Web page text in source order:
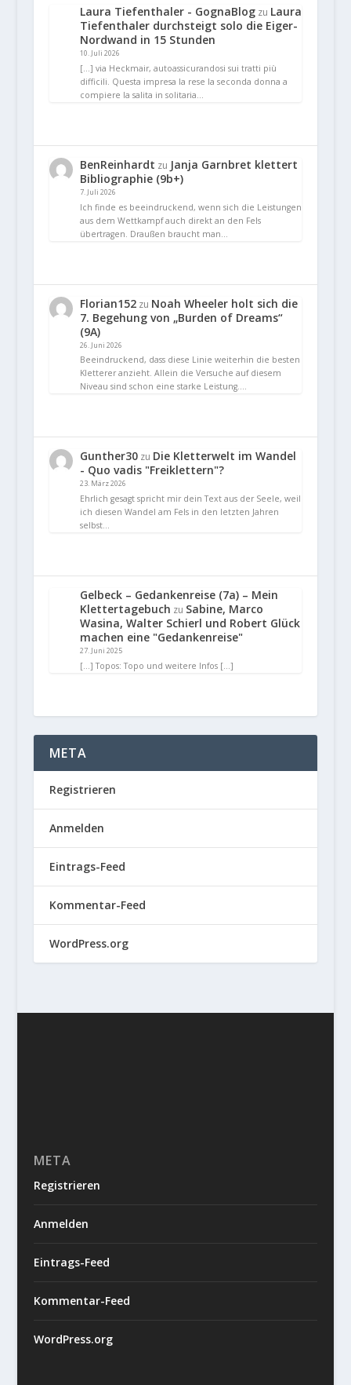
Laura Tiefenthaler - GognaBlogzu Laura
Tiefenthaler durchsteigt solo die Eiger-
Nordwand in 15 Stunden
10. Juli 2026
[…] via Heckmair, autoassicurandosi sui tratti più
difficili. Questa impresa la rese la seconda donna a
compiere la salita in solitaria…
BenReinhardt zu Janja Garnbret klettert
Bibliographie (9b+)
7. Juli 2026
Ich finde es beeindruckend, wenn sich die Leistungen
aus dem Wettkampf auch direkt an den Fels
übertragen. Draußen braucht man…
Florian152zu Noah Wheeler holt sich die
7. Begehung von „Burden of Dreams“
(9A)
26. Juni 2026
Beeindruckend, dass diese Linie weiterhin die besten
Kletterer anzieht. Allein die Versuche auf diesem
Niveau sind schon eine starke Leistung.…
Gunther30zu Die Kletterwelt im Wandel
- Quo vadis "Freiklettern"?
23. März 2026
Ehrlich gesagt spricht mir dein Text aus der Seele, weil
ich diesen Wandel am Fels in den letzten Jahren
selbst…
Gelbeck – Gedankenreise (7a) – Mein
Klettertagebuch zu Sabine, Marco
Wasina, Walter Schierl und Robert Glück
machen eine "Gedankenreise"
27. Juni 2025
[…] Topos: Topo und weitere Infos […]
META
Registrieren
Anmelden
Eintrags-Feed
Kommentar-Feed
WordPress.org
META
Registrieren
Anmelden
Eintrags-Feed
Kommentar-Feed
WordPress.org